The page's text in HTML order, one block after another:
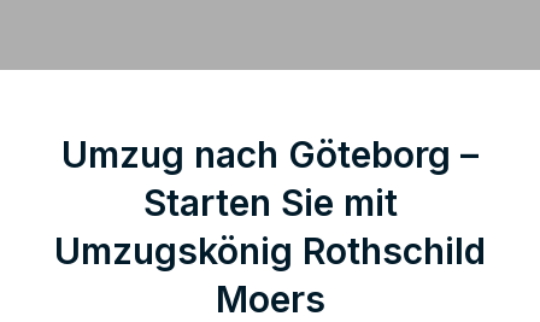
Umzug nach Göteborg –
Starten Sie mit
Umzugskönig Rothschild
Moers